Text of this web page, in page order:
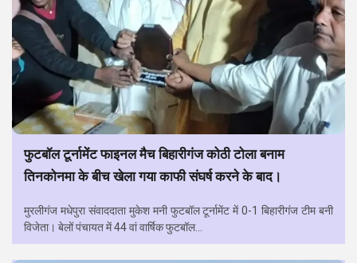
फुटबॉल टूर्नामेंट फाइनल मैच बिहारीगंज कोठी टोला बनाम
तिनकोनमा के बीच खेला गया काफी संघर्ष करने के बाद।
मुरलीगंज मधेपुरा संवाददाता मुकेश मनी फुटबॉल टूर्नामेंट में 0-1 बिहारीगंज टीम बनी
विजेता। बेलों पंचायत में 44 वां वार्षिक फुटबॉल...